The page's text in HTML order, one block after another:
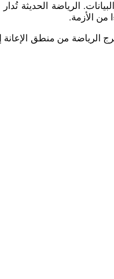
الرياضة الحديثة تُدار
من الأزمة.
الرياضة من منطق